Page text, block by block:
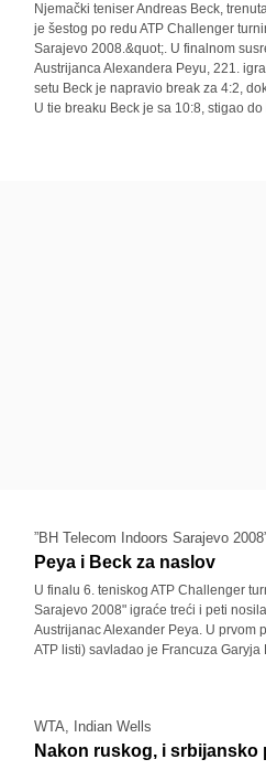
Njemački teniser Andreas Beck,
je šestog po redu ATP Challenger
Sarajevo 2008.&quot;. U finalnom
Austrijanca Alexandera Peyu, 221.
setu Beck je napravio break za 4:2,
U tie breaku Beck je sa 10:8, stigao
”BH Telecom Indoors Sarajevo
Peya i Beck za naslov
U finalu 6. teniskog ATP Challenger
Sarajevo 2008" igraće treći i peti
Austrijanac Alexander Peya. U prvom
ATP listi) savladao je Francuza
WTA, Indian Wells
Nakon ruskog, i srbijansko